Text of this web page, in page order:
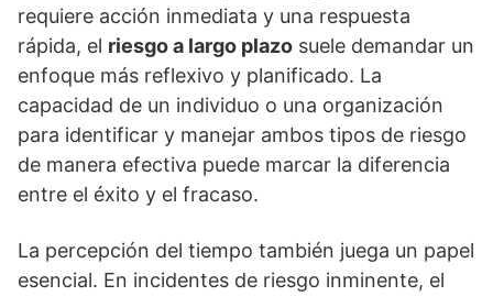
requiere acción inmediata y una respuesta
rápida, el riesgo a largo plazo suele demandar un
enfoque más reflexivo y planificado. La
capacidad de un individuo o una organización
para identificar y manejar ambos tipos de riesgo
de manera efectiva puede marcar la diferencia
entre el éxito y el fracaso.
La percepción del tiempo también juega un papel
esencial. En incidentes de riesgo inminente, el